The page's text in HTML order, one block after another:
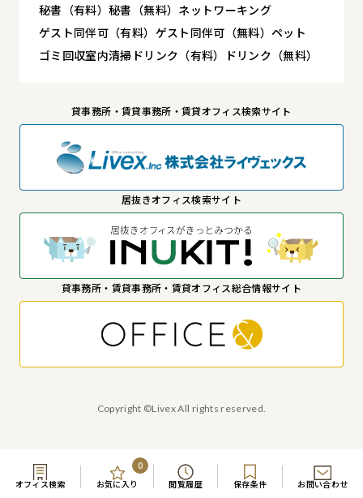
オフィス検索 お気に入り
0
閲覧履歴
保存条件 お問い合わせ
秘書（有料）秘書（無料） ネットワーキング
ゲスト同伴可（有料） ゲスト同伴可（無料）ペット
ゴミ回収室内清掃 ドリンク（有料） ドリンク（無料）
貸事務所・賃貸事務所・賃貸オフィス検索サイト
居抜きオフィス検索サイト
貸事務所・賃貸事務所・賃貸オフィス総合情報サイト
Copyright ©Livex All rights reserved.